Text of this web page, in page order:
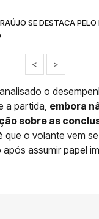
SE DESTACA
< >
o
a partida, embora
sobre as
que o volante vem
assumir papel